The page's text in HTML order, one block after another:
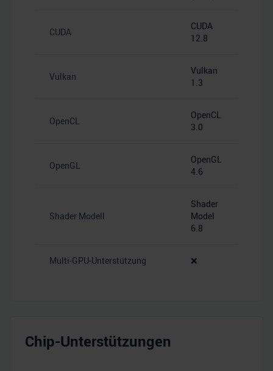
CUDA
CUDA
12.8
Vulkan
Vulkan
1.3
OpenCL
OpenCL
3.0
OpenGL
OpenGL
4.6
Shader Modell
Shader
Model
6.8
Multi-GPU-Unterstützung ❌
Chip-Unterstützungen